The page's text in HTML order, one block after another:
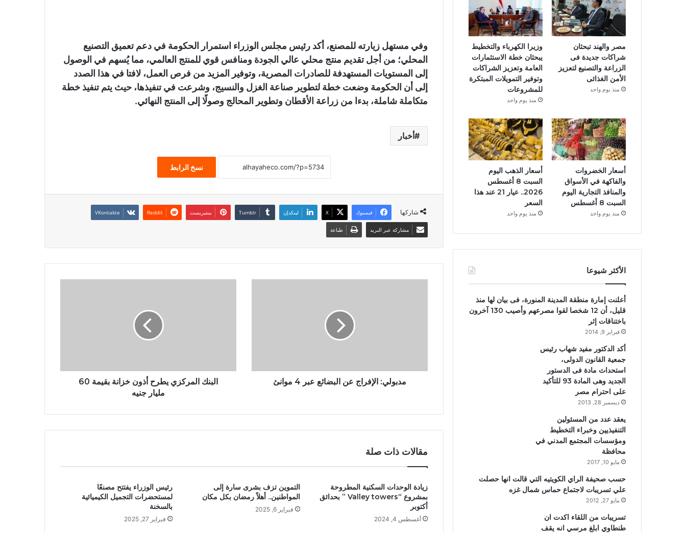
وفي مستهل زيارته للمصنع، أكد رئيس مجلس الوزراء استمرار الحكومة في دعم تعميق التصنيع
المحلي؛ من أجل تقديم منتج محلي عالي الجودة ومنافس قوي للمنتج العالمي، مما يُسهم في الوصول
إلى المستويات المستهدفة للصادرات المصرية، وتوفير المزيد من فرص العمل، لافتا في هذا الصدد
إلى أن الحكومة وضعت خطة لتطوير صناعة الغزل والنسيج، وشرعت في تنفيذها، حيث يتم تنفيذ خطة
متكاملة شاملة، بدءا من زراعة الأقطان وتطوير المحالج وصولًا إلى المنتج النهائي.
أخبار
نسخ الرابط
شاركها فيسبوك X لينكدإن بينتيريست
مشاركة عبر البريد طباعة
مدبولي: الإفراج عن البضائع عبر 4 موانئ
البنك المركزي يطرح أذون خزانة بقيمة 60
مليار جنيه
مقالات ذات صلة
زيادة الوحدات السكنية المطروحة
بمشروع “Valley towers ” بحدائق
أكتوبر
أغسطس 4, 2024
التموين تزف بشرى سارة إلى
المواطنين.. أهلاً رمضان بكل مكان
فبراير 6, 2025
رئيس الوزراء يفتتح مصنعًا
لمستحضرات التجميل الكيميائية
بالسخنة
فبراير 27, 2025
و
ك
مصر والهند تبحثان
شراكات جديدة فى
الزراعة والتصنيع لتعزيز
الأمن الغذائى
منذ يوم واحد
وزيرا الكهرباء والتخطيط
يبحثان خطة الاستثمارات
العامة وتعزيز الشراكات
وتوفير التمويلات المبتكرة
للمشروعات
منذ يوم واحد
أسعار الخضروات
والفاكهة في الأسواق
والمنافذ التجارية اليوم
السبت 8 أغسطس
منذ يوم واحد
أسعار الذهب اليوم
السبت 8 أغسطس
2026.. عيار 21 عند هذا
السعر
منذ يوم واحد
الأكثر شيوعا
أعلنت إمارة منطقة المدينة المنورة، فى بيان لها منذ
قليل، أن 12 شخصا لقوا مصرعهم وأصيب 130 آخرون
باختناقات إثر
فبراير 9, 2014
أكد الدكتور مفيد شهاب رئيس
جمعية القانون الدولى،
استحداث مادة فى الدستور
الجديد وهى المادة 93 للتأكيد
على احترام مصر
ديسمبر 28, 2013
يعقد عدد من المسئولين
التنفيذيين وخبراء التخطيط
ومؤسسات المجتمع المدني في
محافظة
مايو 10, 2017
حسب صحيفة الراي الكويتيه التي قالت انها حصلت
علي تسريبات لاجتماع حماس شمال غزه
مايو 27, 2012
تسريبات من اللقاء اكدت ان
طنطاوي ابلغ مرسي انه يقف